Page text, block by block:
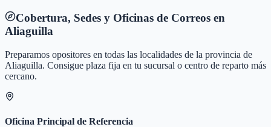
Cobertura, Sedes y Oficinas de Correos en
Aliaguilla
Preparamos opositores en todas las localidades de la provincia de
Aliaguilla. Consigue plaza fija en tu sucursal o centro de reparto más
cercano.
Oficina Principal de Referencia